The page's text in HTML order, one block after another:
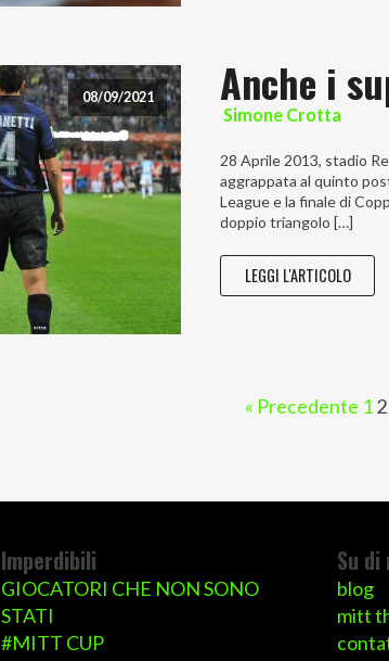
08/09/2021 Anche i
Simone Crotta
28 Aprile 2013, stadio
aggrappata al quinto
League e la finale di
doppio triangolo […]
LEGGI L'ARTICOLO
« Precedente 1 2
Imperdibili
GIOCATORI CHE NON SONO
STATI
#MITT CUP
Su di
blog
mitt